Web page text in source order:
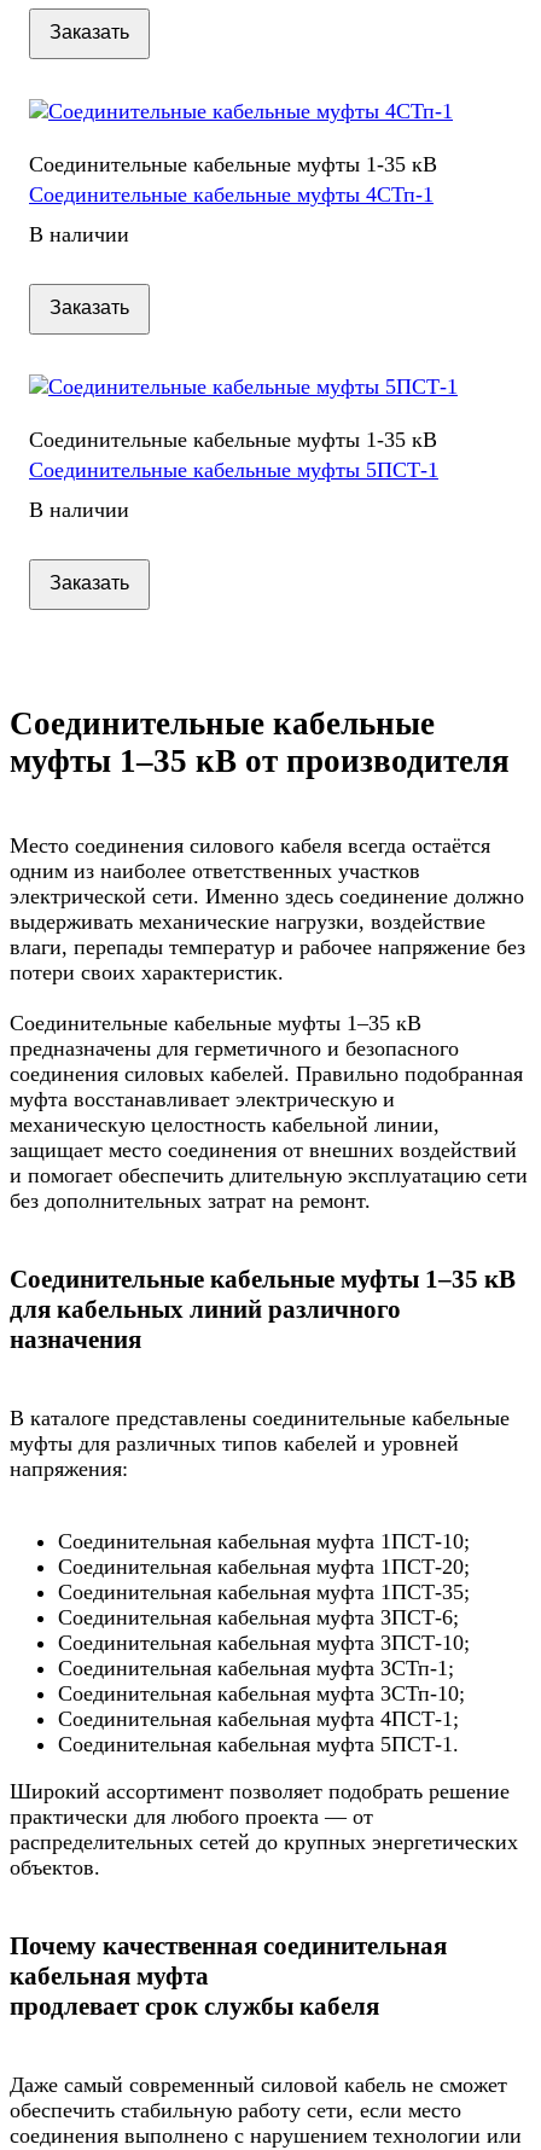
Заказать
Соединительные кабельные муфты 1-35 кВ
Соединительные кабельные муфты 4СТп-1
В наличии
Заказать
Соединительные кабельные муфты 1-35 кВ
Соединительные кабельные муфты 5ПСТ-1
В наличии
Заказать
Соединительные кабельные
муфты 1–35 кВ от производителя
Место соединения силового кабеля всегда остаётся
одним из наиболее ответственных участков
электрической сети. Именно здесь соединение должно
выдерживать механические нагрузки, воздействие
влаги, перепады температур и рабочее напряжение без
потери своих характеристик.
Соединительные кабельные муфты 1–35 кВ
предназначены для герметичного и безопасного
соединения силовых кабелей. Правильно подобранная
муфта восстанавливает электрическую и
механическую целостность кабельной линии,
защищает место соединения от внешних воздействий
и помогает обеспечить длительную эксплуатацию сети
без дополнительных затрат на ремонт.
Соединительные кабельные муфты 1–35 кВ
для кабельных линий различного
назначения
В каталоге представлены соединительные кабельные
муфты для различных типов кабелей и уровней
напряжения:
Соединительная кабельная муфта 1ПСТ-10;
Соединительная кабельная муфта 1ПСТ-20;
Соединительная кабельная муфта 1ПСТ-35;
Соединительная кабельная муфта 3ПСТ-6;
Соединительная кабельная муфта 3ПСТ-10;
Соединительная кабельная муфта 3СТп-1;
Соединительная кабельная муфта 3СТп-10;
Соединительная кабельная муфта 4ПСТ-1;
Соединительная кабельная муфта 5ПСТ-1.
Широкий ассортимент позволяет подобрать решение
практически для любого проекта — от
распределительных сетей до крупных энергетических
объектов.
Почему качественная соединительная
кабельная муфта
продлевает срок службы кабеля
Даже самый современный силовой кабель не сможет
обеспечить стабильную работу сети, если место
соединения выполнено с нарушением технологии или